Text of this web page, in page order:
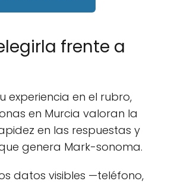
frente a
experiencia en el rubro,
en Murcia valoran la
en las respuestas y
genera Mark-sonoma.
datos visibles —teléfono,